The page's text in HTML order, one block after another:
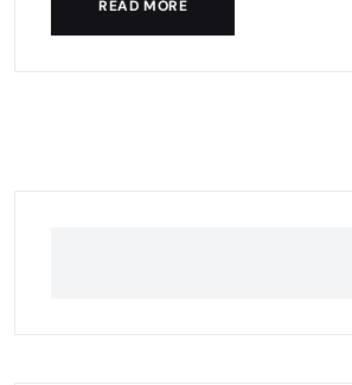
READ MORE